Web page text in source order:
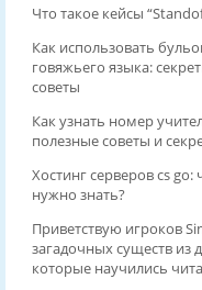
Что такое кейсы
Как использовать
говяжьего языка:
советы
Как узнать номер
полезные советы и
Хостинг серверов cs go:
нужно знать?
Приветствую игроков
загадочных существ из
которые научились